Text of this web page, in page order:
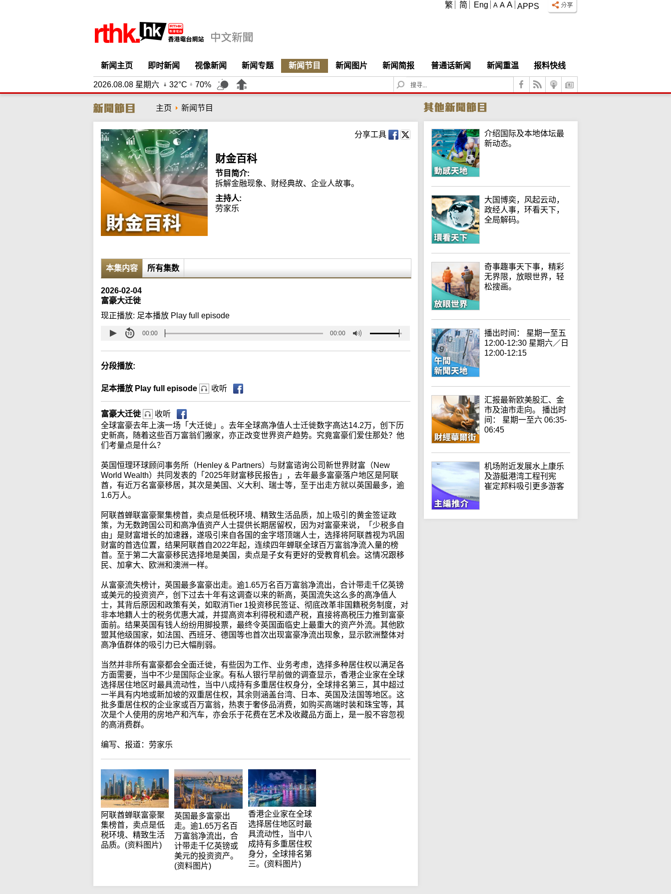
APPS
A A A
繁 简 Eng
新闻主页 即时新闻 视像新闻 新闻专题 新闻节目 新闻图片 新闻简报 普通话新闻 新闻重温 报料快线
2026.08.08 星期六 32°C 70%
S
e
c
h
主页 新闻节目
分享工具
财金百科
节目简介:
拆解金融现象、财经典故、企业人故事。
主持人:
劳家乐
本集内容 所有集数
2026-02-04
富豪大迁徙
现正播放: 足本播放 Play full episode
00:00 00:00
分段播放:
足本播放 Play full episode 收听
富豪大迁徙
收听
全球富豪去年上演一场「大迁徙」。去年全球高净值人士迁徙数字高达14.2万，创下历
史新高，随着这些百万富翁们搬家，亦正改变世界资产趋势。究竟富豪们爱住那处？他
们考量点是什么？
英国恒理环球顾问事务所（Henley & Partners）与财富谘询公司新世界财富（New
World Wealth）共同发表的「2025年财富移民报告」，去年最多富豪落户地区是阿联
酋，有近万名富豪移居，其次是美国、义大利、瑞士等，至于出走方就以英国最多，逾
1.6万人。
阿联酋蝉联富豪聚集榜首，卖点是低税环境、精致生活品质，加上吸引的黄金签证政
策，为无数跨国公司和高净值资产人士提供长期居留权，因为对富豪来说，「少税多自
由」是财富增长的加速器，遂吸引来自各国的金字塔顶端人士，选择将阿联酋视为巩固
财富的首选位置，结果阿联酋自2022年起，连续四年蝉联全球百万富翁净流入量的榜
首。至于第二大富豪移民选择地是美国，卖点是子女有更好的受教育机会。这情况跟移
民、加拿大、欧洲和澳洲一样。
从富豪流失榜计，英国最多富豪出走。逾1.65万名百万富翁净流出，合计带走千亿英镑
或美元的投资资产，创下过去十年有这调查以来的新高，英国流失这么多的高净值人
士，其背后原因和政策有关，如取消Tier 1投资移民签证、彻底改革非国籍税务制度，对
非本地籍人士的税务优惠大减，并提高资本利得税和遗产税，直接将高税压力推到富豪
面前。结果英国有钱人纷纷用脚投票，最终令英国面临史上最重大的资产外流。其他欧
盟其他级国家，如法国、西班牙、德国等也首次出现富豪净流出现象，显示欧洲整体对
高净值群体的吸引力已大幅削弱。
当然并非所有富豪都会全面迁徙，有些因为工作、业务考虑，选择多种居住权以满足各
方面需要，当中不少是国际企业家。有私人银行早前做的调查显示，香港企业家在全球
选择居住地区时最具流动性，当中八成持有多重居住权身分，全球排名第三，其中超过
一半具有内地或新加坡的双重居住权，其余则涵盖台湾、日本、英国及法国等地区。这
批多重居住权的企业家或百万富翁，热衷于奢侈品消费，如购买高端时装和珠宝等，其
次是个人使用的房地产和汽车，亦会乐于花费在艺术及收藏品方面上，是一股不容忽视
的高消费群。
编写、报道：劳家乐
阿联酋蝉联富豪聚
集榜首，卖点是低
税环境、精致生活
品质。(资料图片)
英国最多富豪出
走。逾1.65万名百
万富翁净流出，合
计带走千亿英镑或
美元的投资资产。
(资料图片)
香港企业家在全球
选择居住地区时最
具流动性，当中八
成持有多重居住权
身分，全球排名第
三。(资料图片)
介绍国际及本地体坛最
新动态。
大国博奕，风起云动，
政经人事，环看天下，
全局解码。
奇事趣事天下事，精彩
无界限，放眼世界，轻
松搜画。
播出时间： 星期一至五
12:00-12:30 星期六／日
12:00-12:15
汇报最新欧美股汇、金
市及油市走向。 播出时
间： 星期一至六 06:35-
06:45
机场附近发展水上康乐
及游艇港湾工程刊宪
崔定邦料吸引更多游客